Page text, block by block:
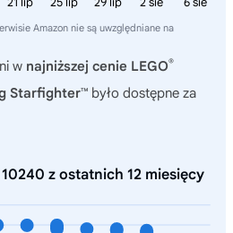
Amazon nie są uwzględniane na
w najniższej cenie LEGO®
Starfighter™ było dostępne za
10240 z ostatnich 12 miesięcy